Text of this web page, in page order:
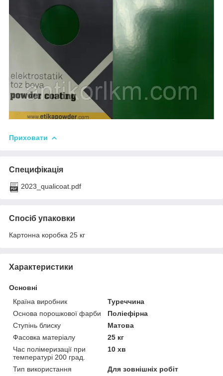
Приховати
Специфікація
2023_qualicoat.pdf
Спосіб упаковки
Картонна коробка 25 кг
Характеристики
Основні
Країна виробник
Туреччина
Основа порошкової фарби
Поліефірна
Ступінь блиску
Матова
Фасовка матеріалу
25 кг
Час полімеризації при
температурі 200 град.
10 хв
Тип використання
Для зовнішніх робіт